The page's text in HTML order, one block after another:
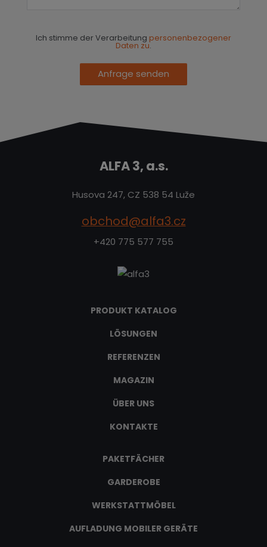
Anfrage senden
Ich stimme der Verarbeitung personenbezogener
Daten zu.
ALFA 3, a.s.
Husova 247, CZ 538 54 Luže
obchod@alfa3.cz
+420 775 577 755
PRODUKT KATALOG
LÖSUNGEN
REFERENZEN
MAGAZIN
ÜBER UNS
KONTAKTE
PAKETFÄCHER
GARDEROBE
WERKSTATTMÖBEL
AUFLADUNG MOBILER GERÄTE